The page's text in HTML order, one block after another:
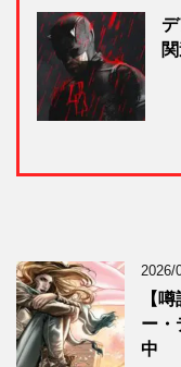
2026/
【
ー・
中